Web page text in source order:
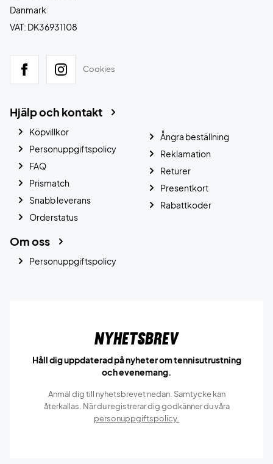
Danmark
VAT: DK36931108
Cookies
Hjälp och kontakt
Köpvillkor
Personuppgiftspolicy
FAQ
Prismatch
Snabb leverans
Orderstatus
Ångra beställning
Reklamation
Returer
Presentkort
Rabattkoder
Om oss
Personuppgiftspolicy
Nyhetsbrev
Håll dig uppdaterad på nyheter om tennisutrustning
och evenemang.
Anmäl dig till nyhetsbrevet nedan. Samtycke kan
återkallas. När du registrerar dig godkänner du våra
personuppgiftspolicy.